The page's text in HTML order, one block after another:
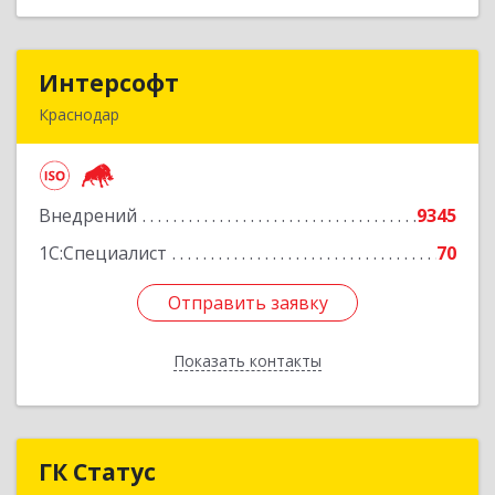
Интерсофт
Краснодар
Внедрений
9345
1С:Специалист
70
Отправить заявку
Показать контакты
Подробнее
Отправить заявку
Назад
ГК Статус